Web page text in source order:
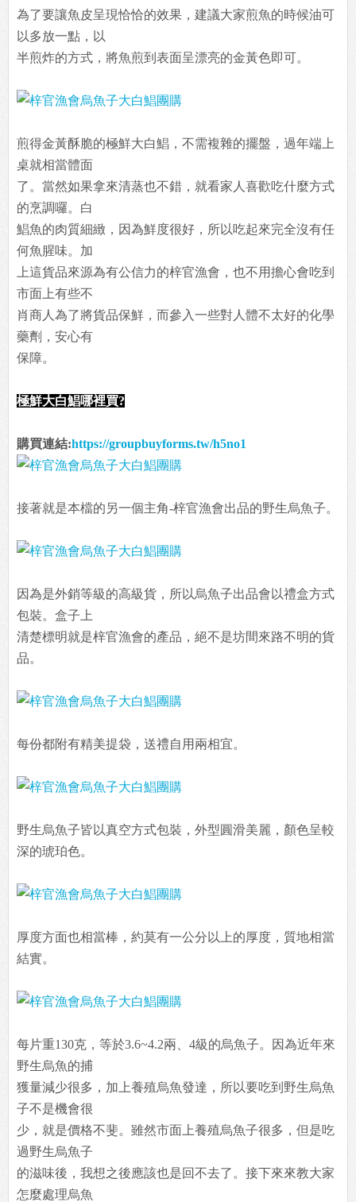
為了要讓魚皮呈現恰恰的效果，建議大家煎魚的時候油可
以多放一點，以
半煎炸的方式，將魚煎到表面呈漂亮的金黃色即可。
煎得金黃酥脆的極鮮大白鯧，不需複雜的擺盤，過年端上
桌就相當體面
了。當然如果拿來清蒸也不錯，就看家人喜歡吃什麼方式
的烹調囉。白
鯧魚的肉質細緻，因為鮮度很好，所以吃起來完全沒有任
何魚腥味。加
上這貨品來源為有公信力的梓官漁會，也不用擔心會吃到
市面上有些不
肖商人為了將貨品保鮮，而參入一些對人體不太好的化學
藥劑，安心有
保障。
極鮮大白鯧哪裡買?
購買連結:https://groupbuyforms.tw/h5no1
接著就是本檔的另一個主角-梓官漁會出品的野生烏魚子。
因為是外銷等級的高級貨，所以烏魚子出品會以禮盒方式
包裝。盒子上
清楚標明就是梓官漁會的產品，絕不是坊間來路不明的貨
品。
每份都附有精美提袋，送禮自用兩相宜。
野生烏魚子皆以真空方式包裝，外型圓滑美麗，顏色呈較
深的琥珀色。
厚度方面也相當棒，約莫有一公分以上的厚度，質地相當
結實。
每片重130克，等於3.6~4.2兩、4級的烏魚子。因為近年來
野生烏魚的捕
獲量減少很多，加上養殖烏魚發達，所以要吃到野生烏魚
子不是機會很
少，就是價格不斐。雖然市面上養殖烏魚子很多，但是吃
過野生烏魚子
的滋味後，我想之後應該也是回不去了。接下來來教大家
怎麼處理烏魚